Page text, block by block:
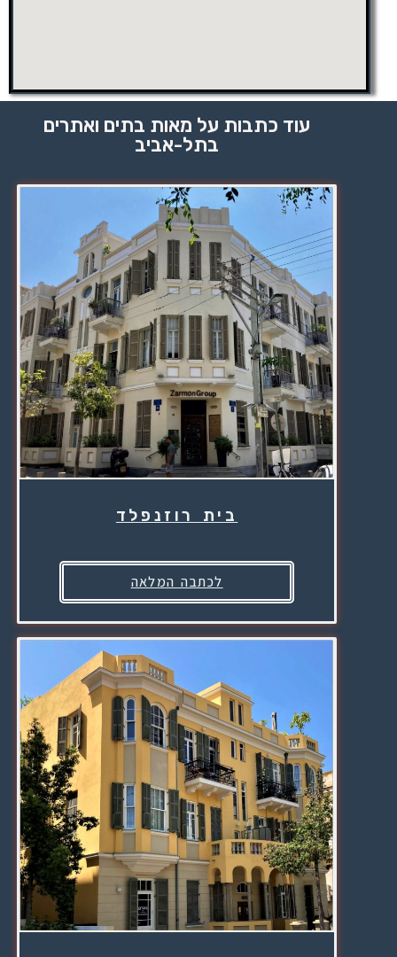
עוד כתבות על מאות בתים ואתרים
בתל-אביב
בית רוזנפלד
לכתבה המלאה